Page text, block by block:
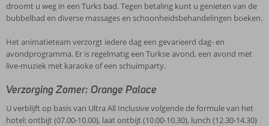
droomt u weg in een Turks bad. Tegen betaling kunt u genieten van de
bubbelbad en diverse massages en schoonheidsbehandelingen boeken.
Het animatieteam verzorgt iedere dag een gevarieerd dag- en
avondprogramma. Er is regelmatig een Turkse avond, een avond met
live-muziek met karaoke of een schuimparty.
Verzorging Zomer: Orange Palace
U verblijft op basis van Ultra All Inclusive volgende de formule van het
hotel: ontbijt (07.00-10.00), laat ontbijt (10.00-10.30), lunch (12.30-14.30)